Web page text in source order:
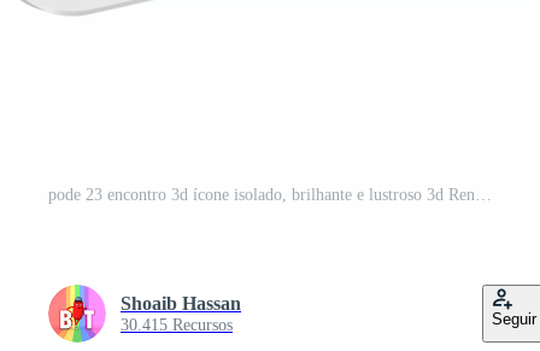
pode 23 encontro 3d ícone isolado, brilhante e lustroso 3d Renderização, mês encontro dia nome, agendar, história PNG Grátis
Shoaib Hassan
30.415 Recursos Seguir